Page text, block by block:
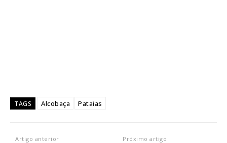
TAGS Alcobaça Pataias
Artigo anterior Próximo artigo